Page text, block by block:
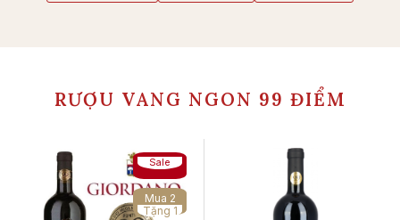
RƯỢU VANG NGON 99 ĐIỂM
Sale
Mua 2
Tặng 1